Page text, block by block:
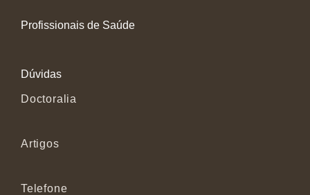
Profissionais de Saúde
Dúvidas
Doctoralia
Artigos
Telefone